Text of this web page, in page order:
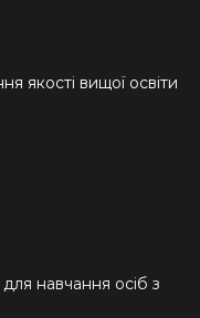
якості вищої освіти
навчання осіб з